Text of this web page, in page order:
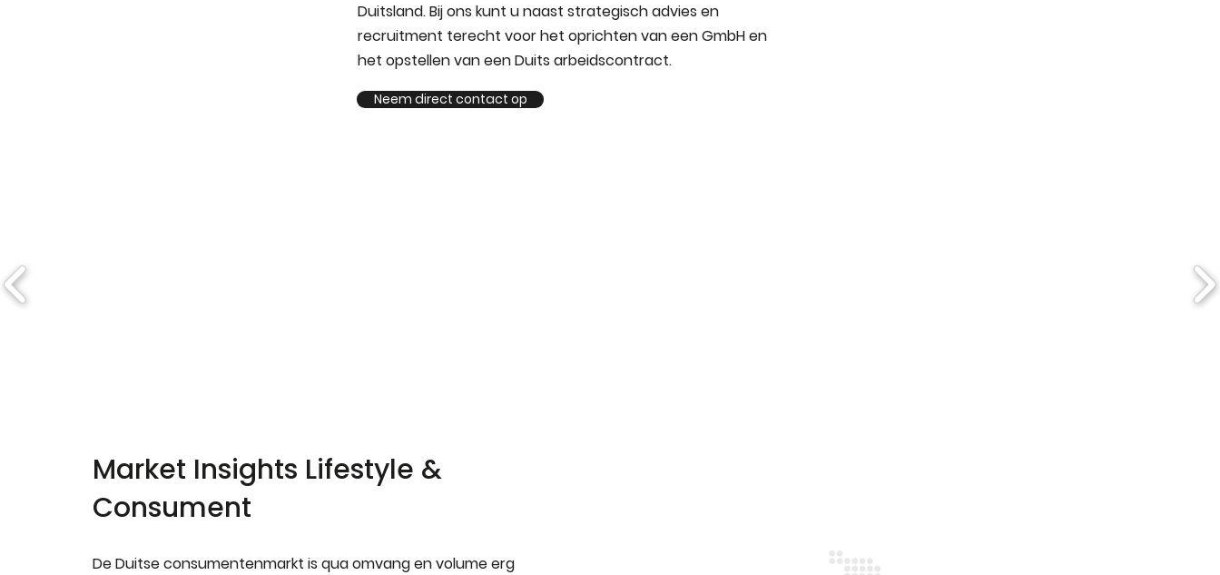
Duitsland. Bij ons kunt u naast strategisch advies en
recruitment terecht voor het oprichten van een GmbH en
het opstellen van een Duits arbeidscontract.
Neem direct contact op
Market Insights Lifestyle &
Consument
De Duitse consumentenmarkt is qua omvang en volume erg